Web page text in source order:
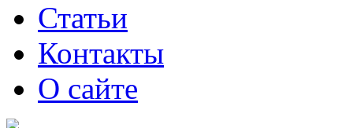
Статьи
Контакты
О сайте